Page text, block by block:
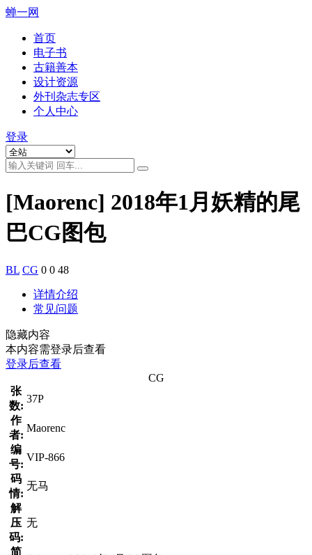
蝉一网
首页
电子书
古籍善本
设计资源
外刊杂志专区
个人中心
登录
[Maorenc] 2018年1月妖精的尾
巴CG图包
BL CG 0 0 48
详情介绍
常见问题
隐藏内容
本内容需登录后查看
登录后查看
CG
张
数:
37P
作
者:
Maorenc
编
号:
VIP-866
码
情:
无马
解
压
码:
无
简